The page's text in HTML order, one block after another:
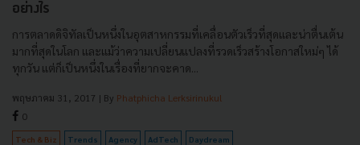
อย่างไร
การตลาดดิจิทัลเป็นหนึ่งในอุตสาหกรรมที่เคลื่อนตัวเร็วที่สุดและน่าตื่นเต้น
มากที่สุดในโลก และแม้ว่าความเปลี่ยนแปลงที่รวดเร็วสร้างโอกาสใหม่ๆ ได้
ทุกวัน แต่ก็เป็นหนึ่งในเรื่องที่ยากจะคาด...
พฤษภาคม 31, 2017 | By Phatphicha Lerksirinukul
0
Tech & Biz Trends Agency AdTech Daydream